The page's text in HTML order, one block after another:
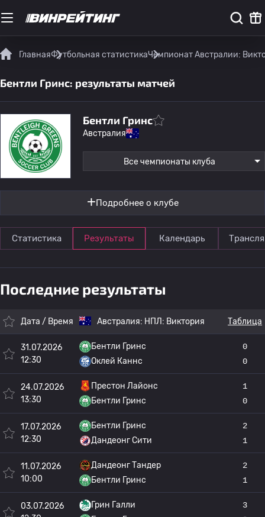
ГлавнаяФутбольная статистикаЧемпионат Австралии:
Бентли Гринс: результаты матчей
Бентли Гринс
Австралия
Все чемпионаты клуба
Подробнее о клубе
Статистика Результаты Календарь
Последние результаты
Дата / Время Австралия: НПЛ: Виктория Таблица
31.07.2026
12:30
Бентли Гринс
Оклей Каннс
0
0
24.07.2026
13:30
Престон Лайонс
Бентли Гринс
1
0
17.07.2026
12:30
Бентли Гринс
Дандеонг Сити
2
1
11.07.2026
10:00
Дандеонг Тандер
Бентли Гринс
2
1
03.07.2026
Грин Галли
3